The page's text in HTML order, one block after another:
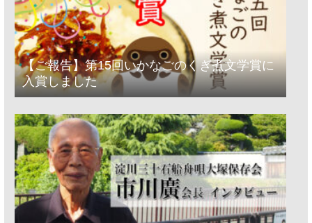
【ご報告】第15回いかなごのくぎ煮文学賞に
入賞しました